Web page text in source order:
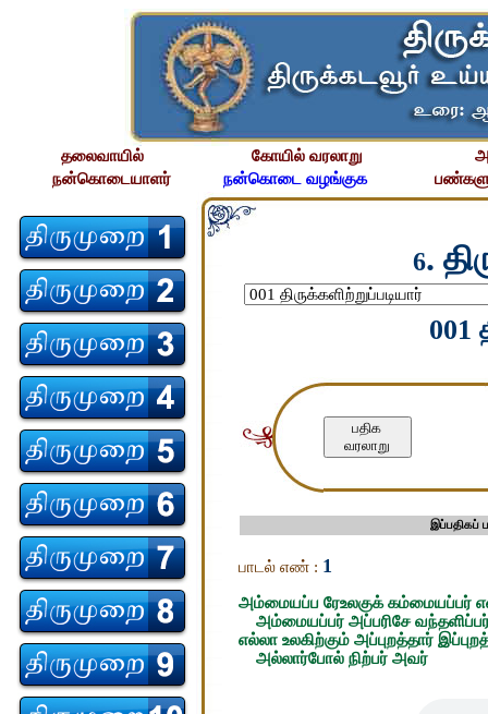
தலைவாயில் கோயில் வரலாறு
நன்கொடையாளர்
நன்கொடை வழங்குக
6.
001
பதிக
வரலாறு
இப்பதிகப்
பாடல் எண் : 1
அம்மையப்ப ரேஉலகுக் கம்மையப்பர்
அம்மையப்பர் அப்பரிசே
எல்லா உலகிற்கும் அப்புறத்தார்
அல்லார்போல் நிற்பர் அவர்